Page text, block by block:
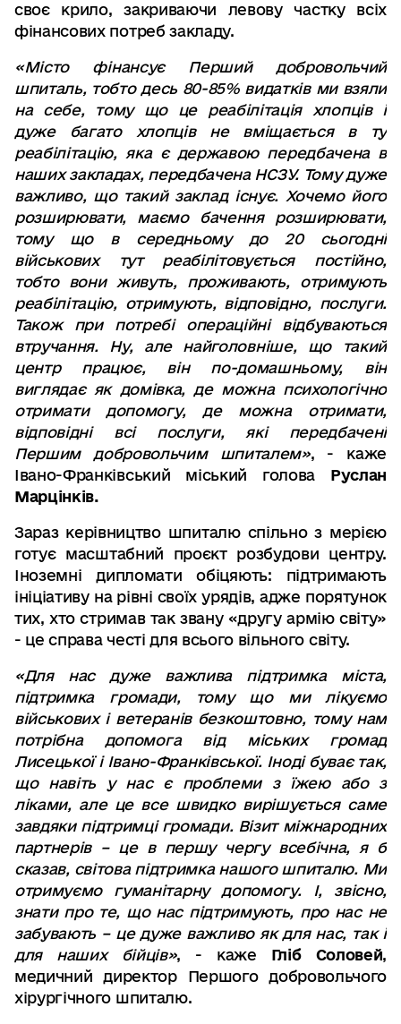
своє крило, закриваючи левову частку всіх
фінансових потреб закладу.
«Місто фінансує Перший добровольчий
шпиталь, тобто десь 80-85% видатків ми взяли
на себе, тому що це реабілітація хлопців і
дуже багато хлопців не вміщається в ту
реабілітацію, яка є державою передбачена в
наших закладах, передбачена НСЗУ. Тому дуже
важливо, що такий заклад існує. Хочемо його
розширювати, маємо бачення розширювати,
тому що в середньому до 20 сьогодні
військових тут реабілітовується постійно,
тобто вони живуть, проживають, отримують
реабілітацію, отримують, відповідно, послуги.
Також при потребі операційні відбуваються
втручання. Ну, але найголовніше, що такий
центр працює, він по-домашньому, він
виглядає як домівка, де можна психологічно
отримати допомогу, де можна отримати,
відповідні всі послуги, які передбачені
Першим добровольчим шпиталем», - каже
Івано-Франківський міський головаРуслан
Марцінків.
Зараз керівництво шпиталю спільно з мерією
готує масштабний проєкт розбудови центру.
Іноземні дипломати обіцяють: підтримають
ініціативу на рівні своїх урядів, адже порятунок
тих, хто стримав так звану «другу армію світу»
- це справа честі для всього вільного світу.
«Для нас дуже важлива підтримка міста,
підтримка громади, тому що ми лікуємо
військових і ветеранів безкоштовно, тому нам
потрібна допомога від міських громад
Лисецької і Івано-Франківської. Іноді буває так,
що навіть у нас є проблеми з їжею або з
ліками, але це все швидко вирішується саме
завдяки підтримці громади. Візит міжнародних
партнерів – це в першу чергу всебічна, я б
сказав, світова підтримка нашого шпиталю. Ми
отримуємо гуманітарну допомогу. І, звісно,
знати про те, що нас підтримують, про нас не
забувають – це дуже важливо як для нас, так і
для наших бійців», - каже Гліб Соловей,
медичний директор Першого добровольчого
хірургічного шпиталю.